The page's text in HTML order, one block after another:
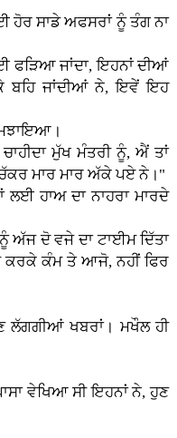
ਹੋਰ ਸਾਡੇ ਅਫਸਰਾਂ ਨੂੰ ਤੰਗ ਨਾ
ਫੜਿਆ ਜਾਂਦਾ, ਇਹਨਾਂ ਦੀਆਂ
ਬਹਿ ਜਾਂਦੀਆਂ ਨੇ, ਇਵੇਂ ਇਹ
ਮੁੱਖ ਮੰਤਰੀ ਨੂੰ, ਐਂ ਤਾਂ
ਮਾਰ ਮਾਰ ਅੱਕੇ ਪ‌ਏ ਨੇ।"
ਹਾਅ ਦਾ ਨਾਹਰਾ ਮਾਰਦੇ
ਅੱਜ ਦੋ ਵਜੇ ਦਾ ਟਾਈਮ ਦਿੱਤਾ
ਕਰਕੇ ਕੰਮ ਤੇ ਆਜੋ, ਨਹੀਂ ਫਿਰ
ਲੱਗਗੀਆਂ ਖਬਰਾਂ। ਮਖੌਲ ਹੀ
ਵੇਖਿਆ ਸੀ ਇਹਨਾਂ ਨੇ, ਹੁਣ